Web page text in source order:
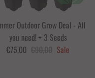
Outdoor Grow Deal - All
you need! + 3 Seeds
€75,00
Sale